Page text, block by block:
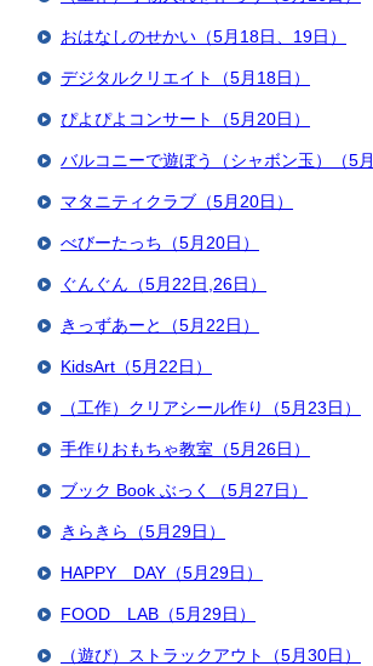
おはなしのせかい（5月18日、19日）
デジタルクリエイト（5月18日）
ぴよぴよコンサート（5月20日）
バルコニーで遊ぼう（シャボン玉）（5月
マタニティクラブ（5月20日）
べびーたっち（5月20日）
ぐんぐん（5月22日,26日）
きっずあーと（5月22日）
KidsArt（5月22日）
（工作）クリアシール作り（5月23日）
手作りおもちゃ教室（5月26日）
ブック Book ぶっく（5月27日）
きらきら（5月29日）
HAPPY DAY（5月29日）
FOOD LAB（5月29日）
（遊び）ストラックアウト（5月30日）